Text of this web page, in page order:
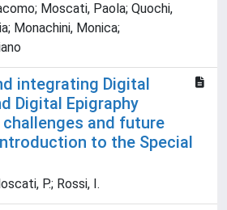
Moscati, Paola; Quochi,
Monachini, Monica;
integrating Digital
Digital Epigraphy
and future
to the Special
P.; Rossi, I.